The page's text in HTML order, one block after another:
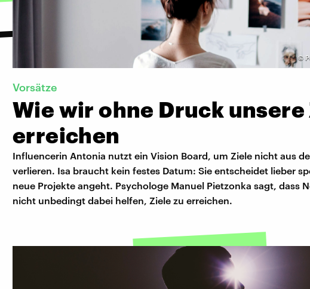
©
Vorsätze
Wie wir ohne Druck unsere
erreichen
Influencerin Antonia nutzt ein Vision Board, um Ziele nicht aus
verlieren. Isa braucht kein festes Datum: Sie entscheidet lieber
neue Projekte angeht. Psychologe Manuel Pietzonka sagt, dass
nicht unbedingt dabei helfen, Ziele zu erreichen.